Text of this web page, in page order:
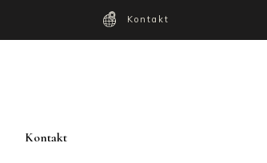
Kontakt
Kontakt